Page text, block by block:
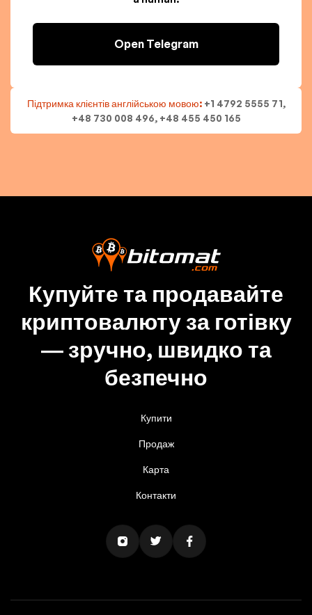
Open Telegram
Підтримка клієнтів англійською мовою: +1 4792 5555 71,
+48 730 008 496, +48 455 450 165
Купуйте та продавайте
криптовалюту за готівку
— зручно, швидко та
безпечно
Купити
Продаж
Карта
Контакти